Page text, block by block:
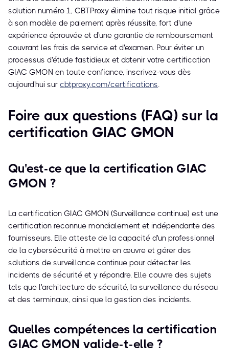
solution numéro 1, CBTProxy élimine tout risque initial grâce
à son modèle de paiement après réussite, fort d'une
expérience éprouvée et d'une garantie de remboursement
couvrant les frais de service et d'examen. Pour éviter un
processus d'étude fastidieux et obtenir votre certification
GIAC GMON en toute confiance, inscrivez-vous dès
aujourd'hui sur cbtproxy.com/certifications.
Foire aux questions (FAQ) sur la
certification GIAC GMON
Qu'est-ce que la certification GIAC
GMON ?
La certification GIAC GMON (Surveillance continue) est une
certification reconnue mondialement et indépendante des
fournisseurs. Elle atteste de la capacité d'un professionnel
de la cybersécurité à mettre en œuvre et gérer des
solutions de surveillance continue pour détecter les
incidents de sécurité et y répondre. Elle couvre des sujets
tels que l'architecture de sécurité, la surveillance du réseau
et des terminaux, ainsi que la gestion des incidents.
Quelles compétences la certification
GIAC GMON valide-t-elle ?